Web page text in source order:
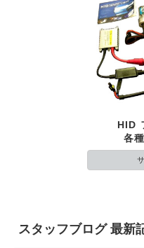
HID
各
スタッフブログ 最新